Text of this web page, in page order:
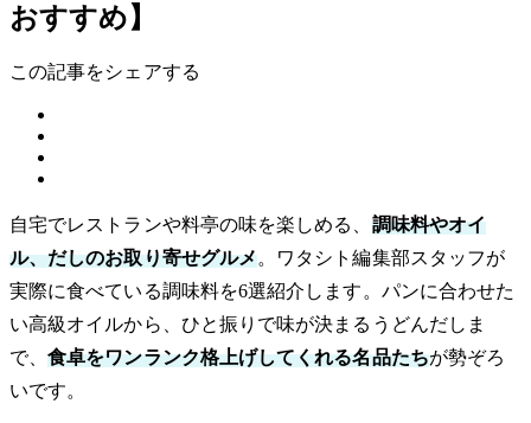
おすすめ】
この記事をシェアする
自宅でレストランや料亭の味を楽しめる、 調味料やオイ
ル、だしのお取り寄せグルメ。ワタシト編集部スタッフが
実際に食べている調味料を6選紹介します。パンに合わせた
い高級オイルから、ひと振りで味が決まるうどんだしま
で、食卓をワンランク格上げしてくれる名品たちが勢ぞろ
いです。